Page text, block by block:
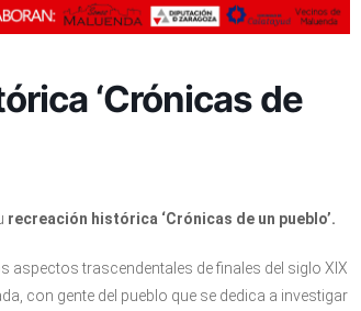
‘Crónicas de
recreación histórica ‘Crónicas de un pueblo’.
aspectos trascendentales de finales del siglo XIX
con gente del pueblo que se dedica a investigar